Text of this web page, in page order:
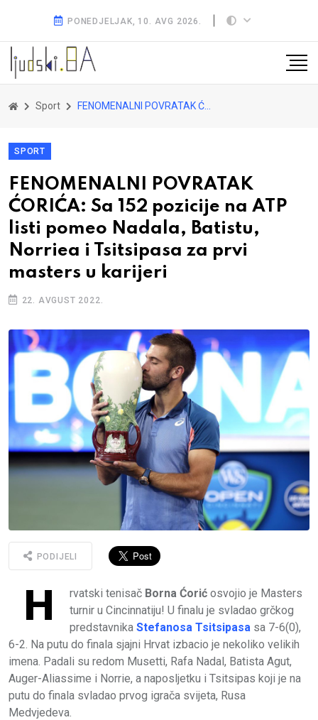
PONEDJELJAK, 10. AVG 2026.
Sport FENOMENALNI POVRATAK ĆORIĆA: Sa 152 pozicije na ATP listi pomeo Nadala, Batistu, Norriea i Tsitsipasa za prvi masters u karijeri
SPORT
FENOMENALNI POVRATAK
ĆORIĆA: Sa 152 pozicije na ATP
listi pomeo Nadala, Batistu,
Norriea i Tsitsipasa za prvi
masters u karijeri
22. AVGUST 2022.
PODIJELI
H rvatski tenisač Borna Ćorić osvojio je Masters
turnir u Cincinnatiju! U finalu je svladao grčkog
predstavnika Stefanosa Tsitsipasa sa 7-6(0),
6-2. Na putu do finala sjajni Hrvat izbacio je nekoliko velikih
imena. Padali su redom Musetti, Rafa Nadal, Batista Agut,
Auger-Aliassime i Norrie, a naposljetku i Tsitsipas koji je na
putu do finala svladao prvog igrača svijeta, Rusa
Medvjedeva.